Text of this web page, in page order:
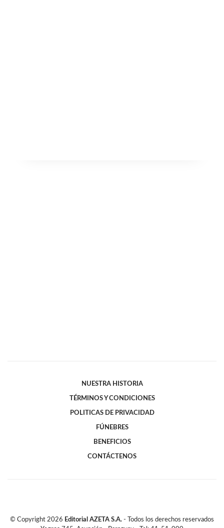
NUESTRA HISTORIA
TÉRMINOS Y CONDICIONES
POLITICAS DE PRIVACIDAD
FÚNEBRES
BENEFICIOS
CONTÁCTENOS
© Copyright 2026 Editorial AZETA S.A. - Todos los derechos reservados